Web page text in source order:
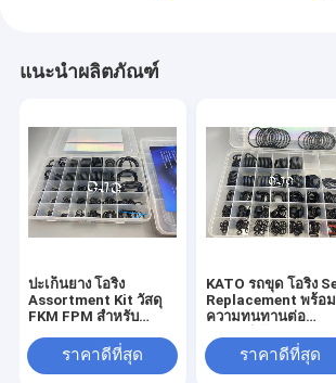
แนะนำผลิตภัณฑ์
ปะเก็นยาง โอริง
Assortment Kit วัสดุ
FKM FPM สำหรับ
ราคาดีที่สุด
KATO รถขุด โอริง
Replacement พร้อม
ความทนทานต่อ
ราคาดีที่สุด